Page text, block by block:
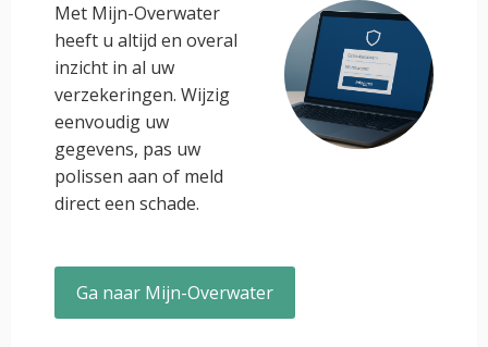
Met Mijn-Overwater
heeft u altijd en overal
inzicht in al uw
verzekeringen. Wijzig
eenvoudig uw
gegevens, pas uw
polissen aan of meld
direct een schade.
Ga naar Mijn-Overwater